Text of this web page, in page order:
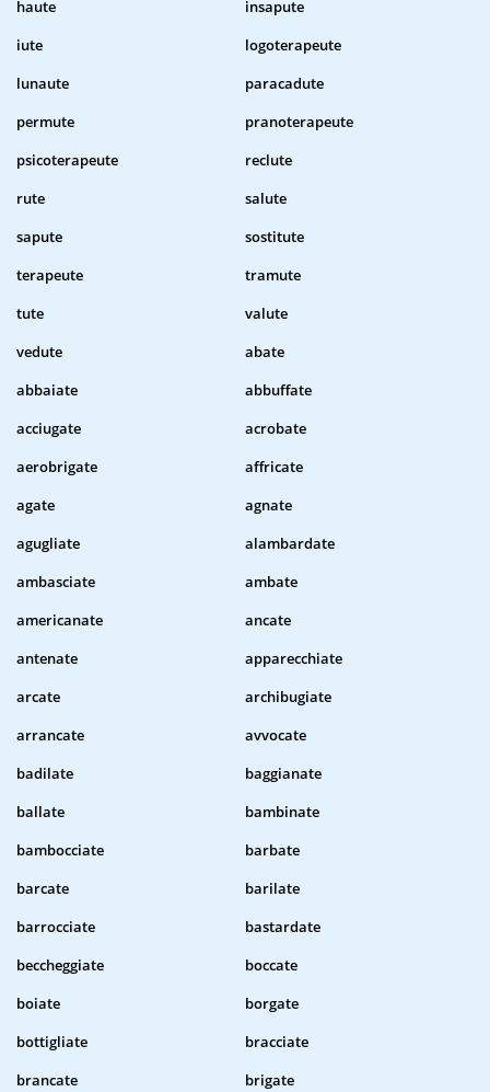
haute
insapute
iute
logoterapeute
lunaute
paracadute
permute
pranoterapeute
psicoterapeute
reclute
rute
salute
sapute
sostitute
terapeute
tramute
tute
valute
vedute
abate
abbaiate
abbuffate
acciugate
acrobate
aerobrigate
affricate
agate
agnate
agugliate
alambardate
ambasciate
ambate
americanate
ancate
antenate
apparecchiate
arcate
archibugiate
arrancate
avvocate
badilate
baggianate
ballate
bambinate
bambocciate
barbate
barcate
barilate
barrocciate
bastardate
beccheggiate
boccate
boiate
borgate
bottigliate
bracciate
brancate
brigate